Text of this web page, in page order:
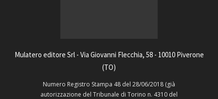
Mulatero editore Srl - Via Giovanni Flecchia, 58 - 10010 Piverone
(TO)
Numero Registro Stampa 48 del 28/06/2018 (già
autorizzazione del Tribunale di Torino n. 4310 del